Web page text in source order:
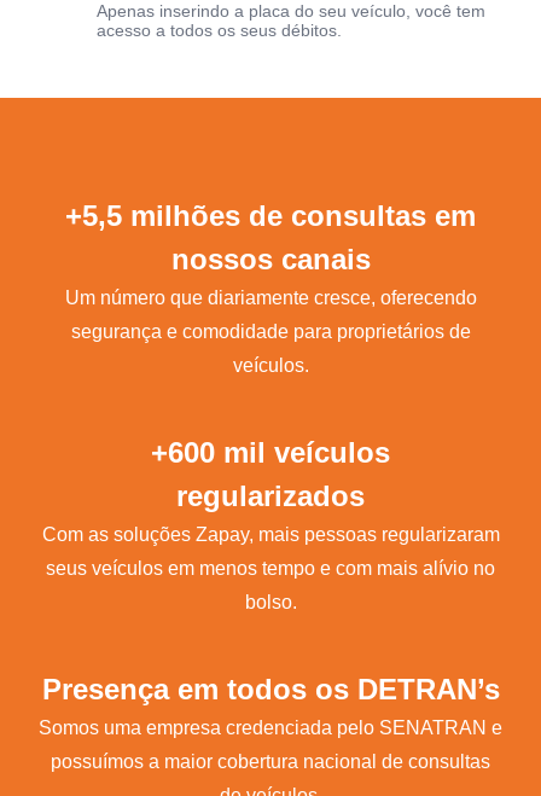
Apenas inserindo a placa do seu veículo, você tem
acesso a todos os seus débitos.
+5,5 milhões de consultas em
nossos canais
Um número que diariamente cresce, oferecendo
segurança e comodidade para proprietários de
veículos.
+600 mil veículos
regularizados
Com as soluções Zapay, mais pessoas regularizaram
seus veículos em menos tempo e com mais alívio no
bolso.
Presença em todos os DETRAN’s
Somos uma empresa credenciada pelo SENATRAN e
possuímos a maior cobertura nacional de consultas